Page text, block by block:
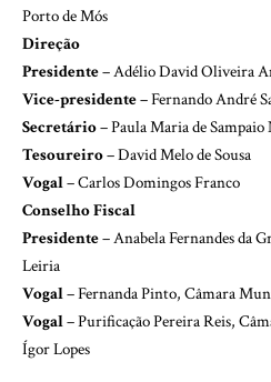
Porto de Mós
Direção
Presidente– Adélio David Oliveira
Vice-presidente– Fernando André
Secretário– Paula Maria de
Tesoureiro– David Melo de Sousa
Vogal– Carlos Domingos Franco
Conselho Fiscal
Presidente– Anabela Fernandes da
Leiria
Vogal– Fernanda Pinto, Câmara
Vogal– Purificação Pereira Reis,
Ígor Lopes